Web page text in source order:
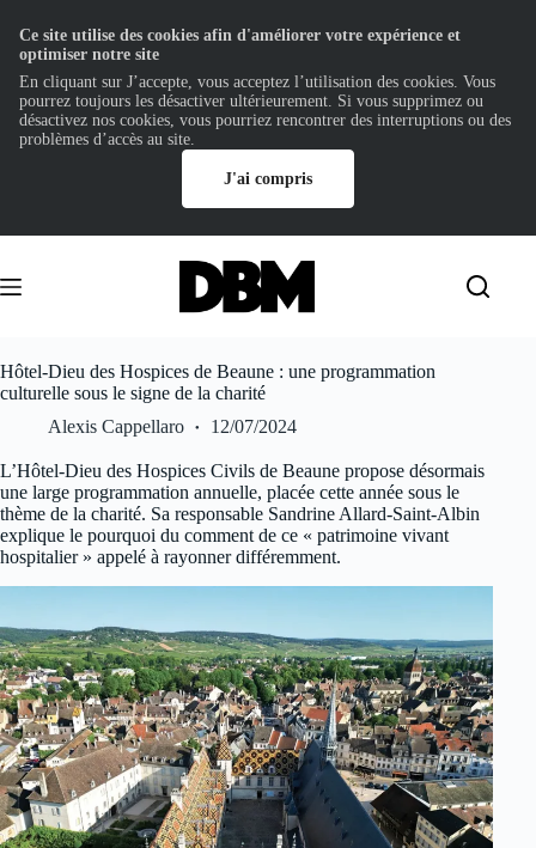
contenu
Hôtel-Dieu des Hospices de Beaune : une programmation
culturelle sous le signe de la charité
Alexis Cappellaro
12/07/2024
L’Hôtel-Dieu des Hospices Civils de Beaune propose désormais
une large programmation annuelle, placée cette année sous le
thème de la charité. Sa responsable Sandrine Allard-Saint-Albin
explique le pourquoi du comment de ce « patrimoine vivant
hospitalier » appelé à rayonner différemment.
Ce site utilise des cookies afin d'améliorer votre expérience et
optimiser notre site
En cliquant sur J’accepte, vous acceptez l’utilisation des cookies. Vous
pourrez toujours les désactiver ultérieurement. Si vous supprimez ou
désactivez nos cookies, vous pourriez rencontrer des interruptions ou des
problèmes d’accès au site.
J'ai compris